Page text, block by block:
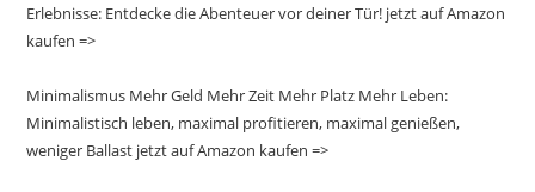
Erlebnisse: Entdecke die Abenteuer vor deiner Tür! jetzt auf Amazon
kaufen =>
Minimalismus Mehr Geld Mehr Zeit Mehr Platz Mehr Leben:
Minimalistisch leben, maximal profitieren, maximal genießen,
weniger Ballast jetzt auf Amazon kaufen =>